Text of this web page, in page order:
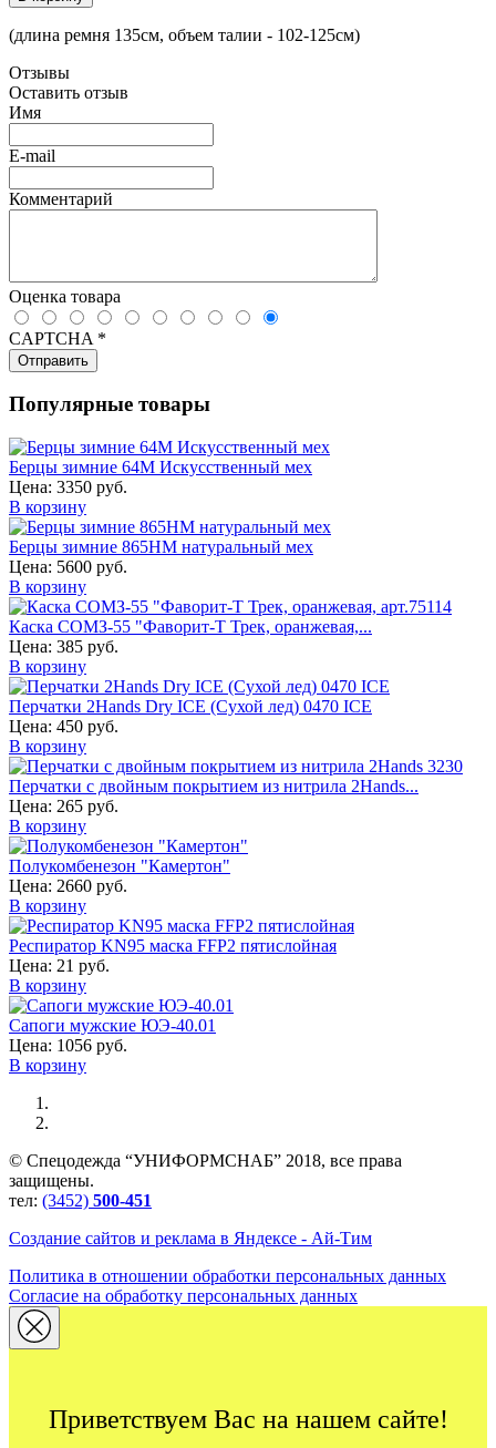
(длина ремня 135см, объем талии - 102-125см)
Отзывы
Оставить отзыв
Имя
E-mail
Комментарий
Оценка товара
CAPTCHA *
Популярные товары
Берцы зимние 64М Искусственный мех
Цена: 3350 руб.
В корзину
Берцы зимние 865НМ натуральный мех
Цена: 5600 руб.
В корзину
Каска СОМЗ-55 "Фаворит-Т Трек, оранжевая,...
Цена: 385 руб.
В корзину
Перчатки 2Hands Dry ICE (Сухой лед) 0470 ICE
Цена: 450 руб.
В корзину
Перчатки с двойным покрытием из нитрила 2Hands...
Цена: 265 руб.
В корзину
Полукомбенезон "Камертон"
Цена: 2660 руб.
В корзину
Респиратор KN95 маска FFP2 пятислойная
Цена: 21 руб.
В корзину
Сапоги мужские ЮЭ-40.01
Цена: 1056 руб.
В корзину
© Спецодежда “УНИФОРМСНАБ” 2018, все права
защищены.
тел: (3452) 500-451
Создание сайтов и реклама в Яндексе - Ай-Тим
Политика в отношении обработки персональных данных
Согласие на обработку персональных данных
Приветствуем Вас на нашем сайте!